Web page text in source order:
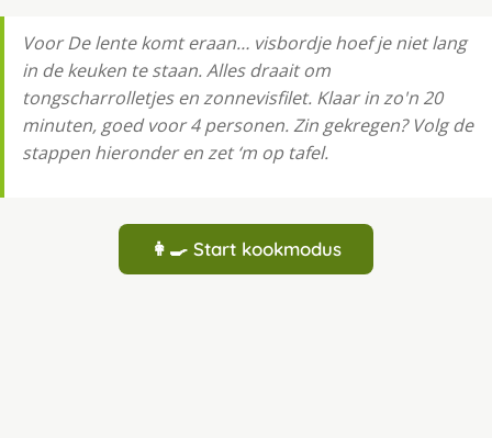
Voor De lente komt eraan… visbordje hoef je niet lang
in de keuken te staan. Alles draait om
tongscharrolletjes en zonnevisfilet. Klaar in zo'n 20
minuten, goed voor 4 personen. Zin gekregen? Volg de
stappen hieronder en zet ‘m op tafel.
👩‍🍳 Start kookmodus